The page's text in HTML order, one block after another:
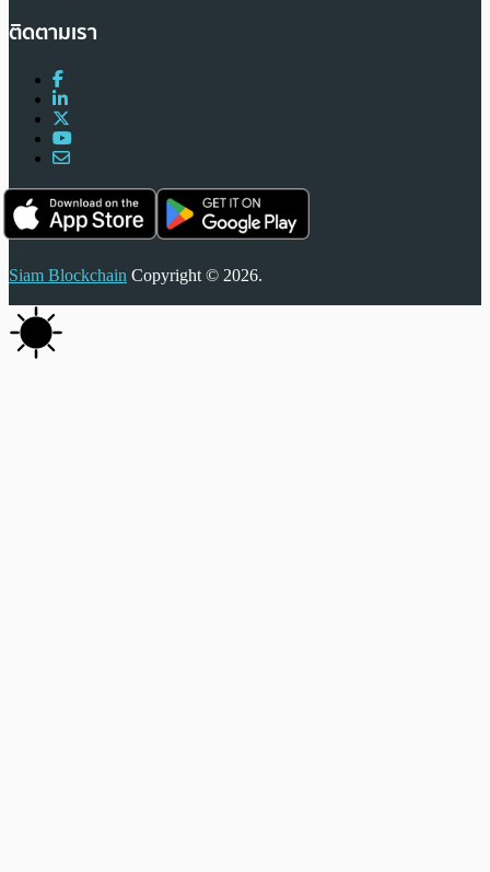
ติดตามเรา
Siam Blockchain Copyright © 2026.